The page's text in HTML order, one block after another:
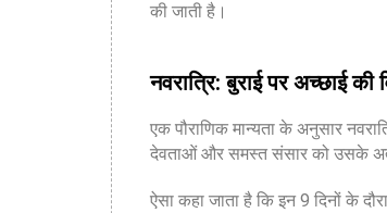
की जाती है।
नवरात्रि: बुराई पर अच्छाई
एक पौराणिक मान्यता के अनुसार
देवताओं और समस्त संसार को उसके
ऐसा कहा जाता है कि इन 9 दिनों के